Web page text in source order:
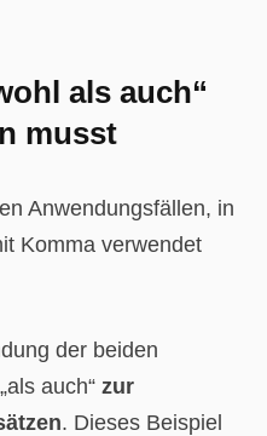
als auch“
musst
Anwendungsfällen, in
Komma verwendet
der beiden
auch“ zur
. Dieses Beispiel